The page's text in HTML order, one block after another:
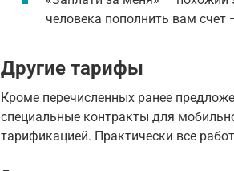
человека пополнить вам
Другие тарифы
Кроме перечисленных ранее
специальные контракты для
тарификацией. Практически все